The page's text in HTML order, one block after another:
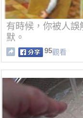
有時候，你被人
默。
95觀看